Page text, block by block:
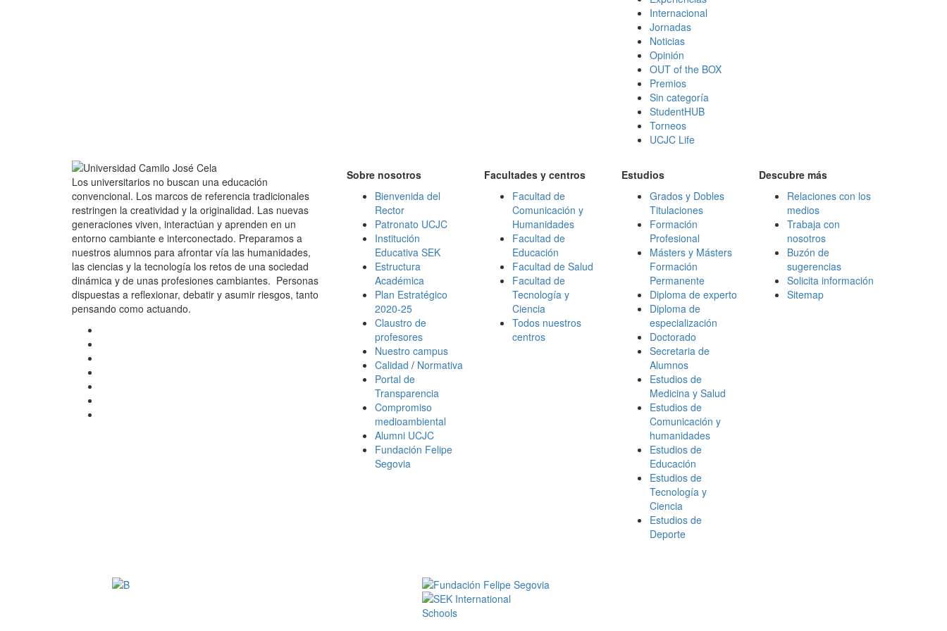
Internacional
Jornadas
Noticias
Opinión
OUT of the BOX
Premios
Sin categoría
StudentHUB
Torneos
UCJC Life
Los universitarios no buscan una educación
convencional. Los marcos de referencia tradicionales
restringen la creatividad y la originalidad. Las nuevas
generaciones viven, interactúan y aprenden en un
entorno cambiante e interconectado. Preparamos a
nuestros alumnos para afrontar vía las humanidades,
las ciencias y la tecnología los retos de una sociedad
dinámica y de unas profesiones cambiantes. Personas
dispuestas a reflexionar, debatir y asumir riesgos, tanto
pensando como actuando.
Sobre nosotros
Bienvenida del
Rector
Patronato UCJC
Institución
Educativa SEK
Estructura
Académica
Plan Estratégico
2020-25
Claustro de
profesores
Nuestro campus
Calidad / Normativa
Portal de
Transparencia
Compromiso
medioambiental
Alumni UCJC
Fundación Felipe
Segovia
Facultades y centros
Facultad de
Comunicación y
Humanidades
Facultad de
Educación
Facultad de Salud
Facultad de
Tecnología y
Ciencia
Todos nuestros
centros
Estudios
Grados y Dobles
Titulaciones
Formación
Profesional
Másters y Másters
Formación
Permanente
Diploma de experto
Diploma de
especialización
Doctorado
Secretaria de
Alumnos
Estudios de
Medicina y Salud
Estudios de
Comunicación y
humanidades
Estudios de
Educación
Estudios de
Tecnología y
Ciencia
Estudios de
Deporte
Descubre más
Relaciones con los
medios
Trabaja con
nosotros
Buzón de
sugerencias
Solicita información
Sitemap